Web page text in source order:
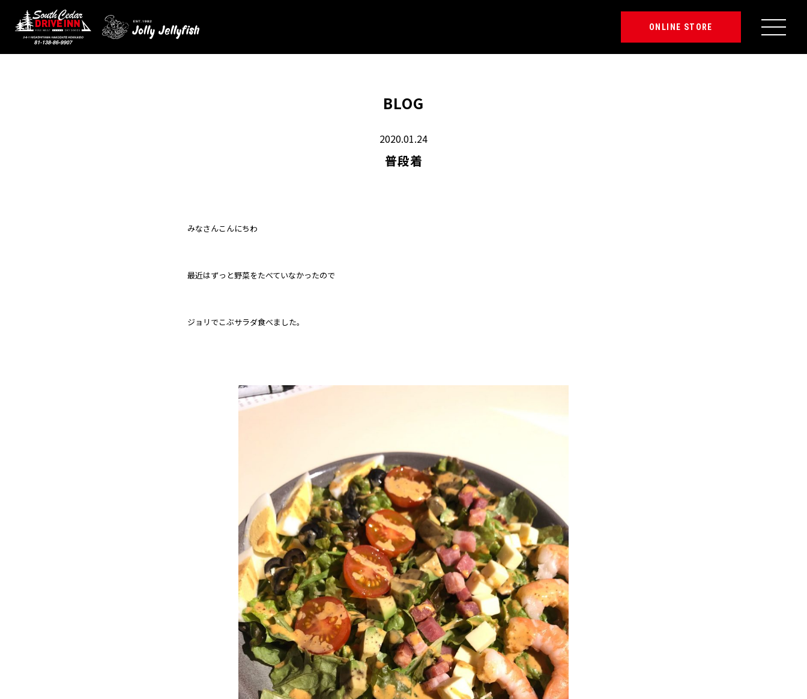
ONLINE STORE
BLOG
2020.01.24
普段着
みなさんこんにちわ
最近はずっと野菜をたべていなかったので
ジョリでこぶサラダ食べました。